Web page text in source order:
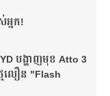
អ្នក!​
បង្ហាញមុខ Atto 3
មលឿន "Flash